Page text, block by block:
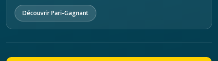
Découvrir Pari-Gagnant